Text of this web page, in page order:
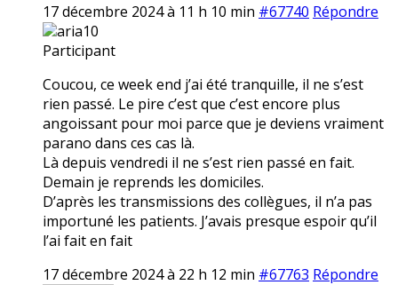
17 décembre 2024 à 11 h 10 min #67740 Répondre
aria10
Participant
Coucou, ce week end j’ai été tranquille, il ne s’est
rien passé. Le pire c’est que c’est encore plus
angoissant pour moi parce que je deviens vraiment
parano dans ces cas là.
Là depuis vendredi il ne s’est rien passé en fait.
Demain je reprends les domiciles.
D’après les transmissions des collègues, il n’a pas
importuné les patients. J’avais presque espoir qu’il
l’ai fait en fait
17 décembre 2024 à 22 h 12 min #67763 Répondre